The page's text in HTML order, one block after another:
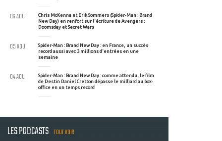
Chris McKenna et Erik Sommers (Spider-Man : Brand
New Day) en renfort sur l'écriture de Avengers :
Doomsday et Secret Wars
06 AOU
Spider-Man : Brand New Day : en France, un succès
record aussi avec 3 millions d'entrées en une
semaine
05 AOU
Spider-Man : Brand New Day : comme attendu, le film
de Destin Daniel Cretton dépasse le milliard au box-
office en un temps record
04 AOU
LES PODCASTS TOUT VOIR